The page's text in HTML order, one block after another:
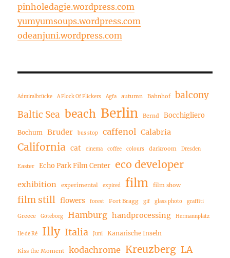
pinholedagie.wordpress.com
yumyumsoups.wordpress.com
odeanjuni.wordpress.com
Admiralbrücke A Flock Of Flickers Agfa autumn Bahnhof
balcony
Baltic Sea beach Berlin Bernd Bocchigliero
Bochum Bruder bus stop caffenol Calabria
California cat cinema coffee colours darkroom Dresden
Easter Echo Park Film Center eco developer
exhibition experimental expired film film show
film still flowers forest Fort Bragg gif glass photo graffiti
Greece Göteborg Hamburg handprocessing Hermannplatz
Ile de Ré Illy Italia Juni Kanarische Inseln
Kiss the Moment kodachrome Kreuzberg LA